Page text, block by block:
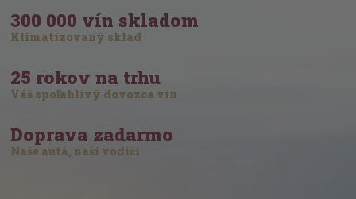
300 000 vín skladom
Klimatizovaný sklad
25 rokov na trhu
Váš spoľahlivý dovozca vín
Doprava zadarmo
Naše autá, naši vodiči